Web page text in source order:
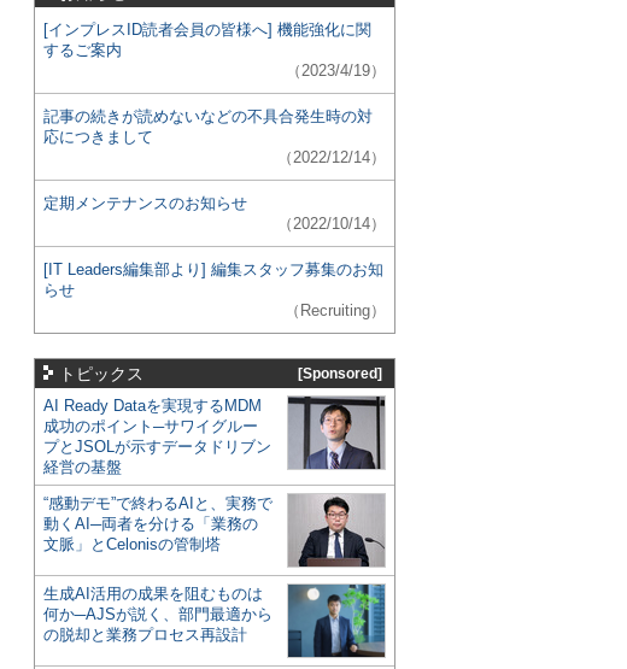
[インプレスID読者会員の皆様へ] 機能強化に関
するご案内
（2023/4/19）
記事の続きが読めないなどの不具合発生時の対
応につきまして
（2022/12/14）
定期メンテナンスのお知らせ
（2022/10/14）
[IT Leaders編集部より] 編集スタッフ募集のお知
らせ
（Recruiting）
トピックス [Sponsored]
AI Ready Dataを実現するMDM
成功のポイント─サワイグルー
プとJSOLが示すデータドリブン
経営の基盤
“感動デモ”で終わるAIと、実務で
動くAI─両者を分ける「業務の
文脈」とCelonisの管制塔
生成AI活用の成果を阻むものは
何か─AJSが説く、部門最適から
の脱却と業務プロセス再設計